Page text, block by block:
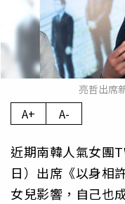
亮哲出席
A+ A-
近期南韓人氣女團
日）出席《以身相
女兒影響，自己也